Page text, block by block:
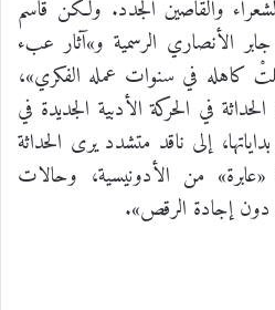
والقاصين الجدد. ولكن قاسم
الأنصاري الرسمية و»آثار عبء
كاهله في سنوات عمله الفكري»،
في الحركة الأدبية الجديدة في
إلى ناقد متشدد يرى الحداثة
من الأدونيسية، وحالات
دون إجادة الرقص».